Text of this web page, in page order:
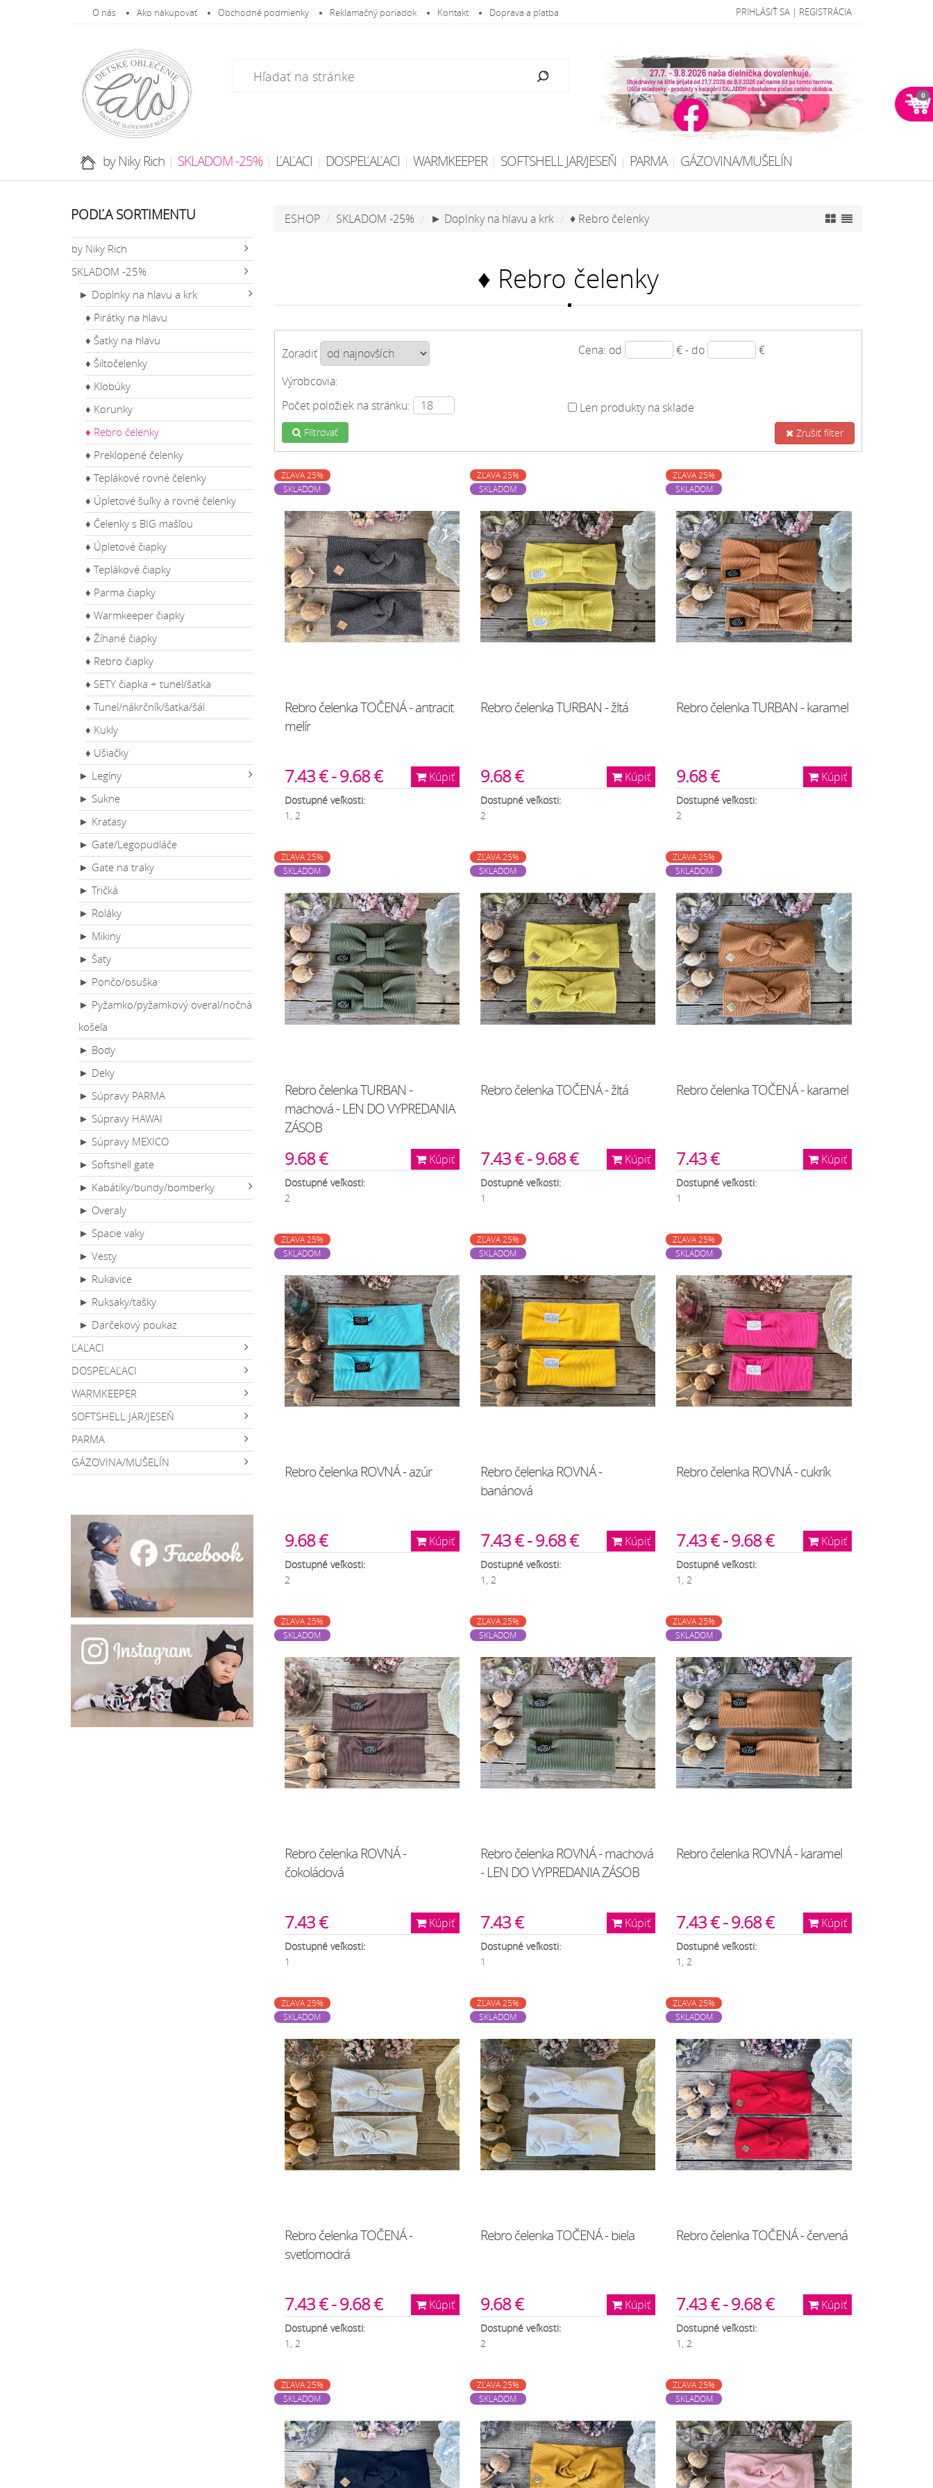
O nás Ako nakupovať Obchodné podmienky Reklamačný poriadok Kontakt Doprava a platba PRIHLÁSIŤ SA | REGISTRÁCIA
0
by Niky Rich SKLADOM -25% ĽAĽACI DOSPEĽAĽACI WARMKEEPER SOFTSHELL JAR/JESEŇ PARMA GÁZOVINA/MUŠELÍN
PODĽA SORTIMENTU
by Niky Rich
SKLADOM -25%
► Doplnky na hlavu a krk
♦ Pirátky na hlavu
♦ Šatky na hlavu
♦ Šiltočelenky
♦ Klobúky
♦ Korunky
♦ Rebro čelenky
♦ Preklopené čelenky
♦ Teplákové rovné čelenky
♦ Úpletové šuľky a rovné čelenky
♦ Čelenky s BIG mašľou
♦ Úpletové čiapky
♦ Teplákové čiapky
♦ Parma čiapky
♦ Warmkeeper čiapky
♦ Žíhané čiapky
♦ Rebro čiapky
♦ SETY čiapka + tunel/šatka
♦ Tunel/nákrčník/šatka/šál
♦ Kukly
♦ Ušiačky
► Legíny
► Sukne
► Kraťasy
► Gate/Legopudláče
► Gate na traky
► Tričká
► Roláky
► Mikiny
► Šaty
► Pončo/osuška
► Pyžamko/pyžamkový overal/nočná
košeľa
► Body
► Deky
► Súpravy PARMA
► Súpravy HAWAI
► Súpravy MEXICO
► Softshell gate
► Kabátiky/bundy/bomberky
► Overaly
► Spacie vaky
► Vesty
► Rukavice
► Ruksaky/tašky
► Darčekový poukaz
ĽAĽACI
DOSPEĽAĽACI
WARMKEEPER
SOFTSHELL JAR/JESEŇ
PARMA
GÁZOVINA/MUŠELÍN
ESHOP SKLADOM -25% ► Doplnky na hlavu a krk ♦ Rebro čelenky
♦ Rebro čelenky
Zoradiť Cena: od € - do €
Výrobcovia:
Počet položiek na stránku:
Len produkty na sklade
Filtrovať Zrušiť filter
ZĽAVA 25%
SKLADOM
Rebro čelenka TOČENÁ - antracit
melír
Kúpiť
7.43 € - 9.68 €
Dostupné veľkosti:
1, 2
ZĽAVA 25%
SKLADOM
Rebro čelenka TURBAN - žltá
Kúpiť
9.68 €
Dostupné veľkosti:
2
ZĽAVA 25%
SKLADOM
Rebro čelenka TURBAN - karamel
Kúpiť
9.68 €
Dostupné veľkosti:
2
ZĽAVA 25%
SKLADOM
Rebro čelenka TURBAN -
machová - LEN DO VYPREDANIA
ZÁSOB
Kúpiť
9.68 €
Dostupné veľkosti:
2
ZĽAVA 25%
SKLADOM
Rebro čelenka TOČENÁ - žltá
Kúpiť
7.43 € - 9.68 €
Dostupné veľkosti:
1
ZĽAVA 25%
SKLADOM
Rebro čelenka TOČENÁ - karamel
Kúpiť
7.43 €
Dostupné veľkosti:
1
ZĽAVA 25%
SKLADOM
Rebro čelenka ROVNÁ - azúr
Kúpiť
9.68 €
Dostupné veľkosti:
2
ZĽAVA 25%
SKLADOM
Rebro čelenka ROVNÁ -
banánová
Kúpiť
7.43 € - 9.68 €
Dostupné veľkosti:
1, 2
ZĽAVA 25%
SKLADOM
Rebro čelenka ROVNÁ - cukrík
Kúpiť
7.43 € - 9.68 €
Dostupné veľkosti:
1, 2
ZĽAVA 25%
SKLADOM
Rebro čelenka ROVNÁ -
čokoládová
Kúpiť
7.43 €
Dostupné veľkosti:
1
ZĽAVA 25%
SKLADOM
Rebro čelenka ROVNÁ - machová
- LEN DO VYPREDANIA ZÁSOB
Kúpiť
7.43 €
Dostupné veľkosti:
1
ZĽAVA 25%
SKLADOM
Rebro čelenka ROVNÁ - karamel
Kúpiť
7.43 € - 9.68 €
Dostupné veľkosti:
1, 2
ZĽAVA 25%
SKLADOM
Rebro čelenka TOČENÁ -
svetlomodrá
Kúpiť
7.43 € - 9.68 €
Dostupné veľkosti:
1, 2
ZĽAVA 25%
SKLADOM
Rebro čelenka TOČENÁ - biela
Kúpiť
9.68 €
Dostupné veľkosti:
2
ZĽAVA 25%
SKLADOM
Rebro čelenka TOČENÁ - červená
Kúpiť
7.43 € - 9.68 €
Dostupné veľkosti:
1, 2
ZĽAVA 25%
SKLADOM
ZĽAVA 25%
SKLADOM
ZĽAVA 25%
SKLADOM